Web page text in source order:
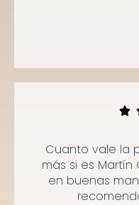
Cuanto vale la
más si es
en buenas